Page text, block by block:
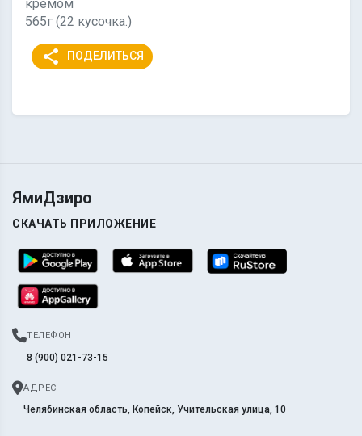
кремом
565г (22 кусочка.)
share ПОДЕЛИТЬСЯ
ЯмиДзиро
СКАЧАТЬ ПРИЛОЖЕНИЕ
ТЕЛЕФОН
8 (900) 021-73-15
АДРЕС
Челябинская область, Копейск, Учительская улица, 10